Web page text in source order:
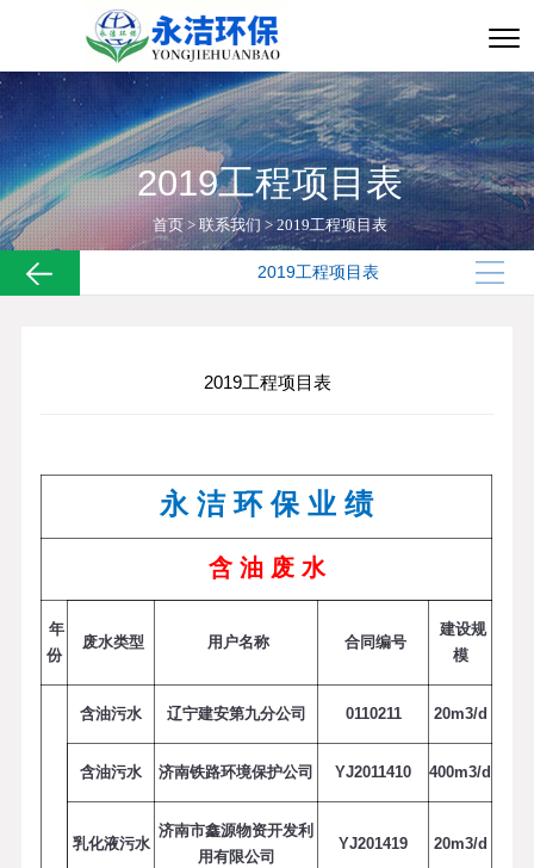
2019工程项目表
首页> 联系我们 >2019工程项目表
2019工程项目表
2019工程项目表
永 洁 环 保 业 绩
含 油 废 水
年
份
废水类型 用户名称 合同编号
建设规
模
含油污水 辽宁建安第九分公司 0110211 20m3/d
含油污水 济南铁路环境保护公司 YJ2011410 400m3/d
乳化液污水
济南市鑫源物资开发利
用有限公司
YJ201419 20m3/d